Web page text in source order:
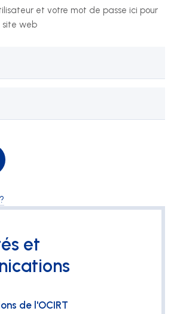
et votre mot de passe ici pour
site web
et
de l'OCIRT